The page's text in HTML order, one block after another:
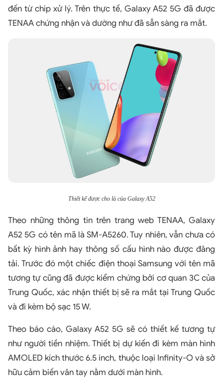
đến từ chip xử lý. Trên thực tế, Galaxy A52 5G đã được
TENAA chứng nhận và dường như đã sẵn sàng ra mắt.
Thiết kế được cho là của Galaxy A52
Theo những thông tin trên trang web TENAA, Galaxy
A52 5G có tên mã là SM-A5260. Tuy nhiên, vẫn chưa có
bất kỳ hình ảnh hay thông số cấu hình nào được đăng
tải. Trước đó một chiếc điện thoại Samsung với tên mã
tương tự cũng đã được kiểm chứng bởi cơ quan 3C của
Trung Quốc, xác nhận thiết bị sẽ ra mắt tại Trung Quốc
và đi kèm bộ sạc 15 W.
Theo báo cáo, Galaxy A52 5G sẽ có thiết kế tương tự
như người tiền nhiệm. Thiết bị dự kiến đi kèm màn hình
AMOLED kích thước 6.5 inch, thuộc loại Infinity-O và sở
hữu cảm biến vân tay nằm dưới màn hình.